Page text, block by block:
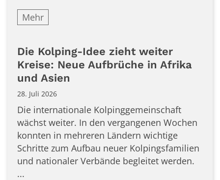
Mehr
Die Kolping-Idee zieht weiter
Kreise: Neue Aufbrüche in Afrika
und Asien
28. Juli 2026
Die internationale Kolpinggemeinschaft
wächst weiter. In den vergangenen Wochen
konnten in mehreren Ländern wichtige
Schritte zum Aufbau neuer Kolpingsfamilien
und nationaler Verbände begleitet werden.
...